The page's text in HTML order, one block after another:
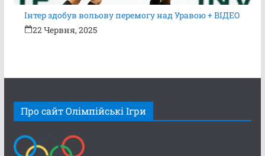
Інтер здобув вольову перемогу над Уравою + ВІДЕО
22 Червня, 2025
Про сайт Олімпійські Ігри